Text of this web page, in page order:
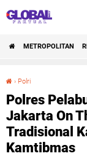
METROPOLITAN
› Polri
Polres
Jakarta On
Tradisional
Kamtibmas